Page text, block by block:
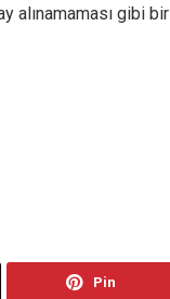
alınamaması gibi bir
Pin